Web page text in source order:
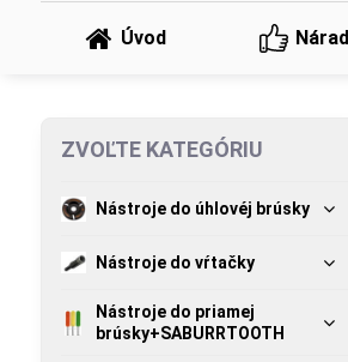
Úvod
ZVOĽTE KATEGÓRIU
Nástroje do úhlovéj brúsky
Nástroje do vŕtačky
Nástroje do priamej
brúsky+SABURRTOOTH